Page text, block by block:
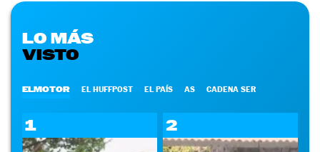
LO MÁS
VISTO
ELMOTOR EL HUFFPOST EL PAÍS AS CADENA SER
1 2